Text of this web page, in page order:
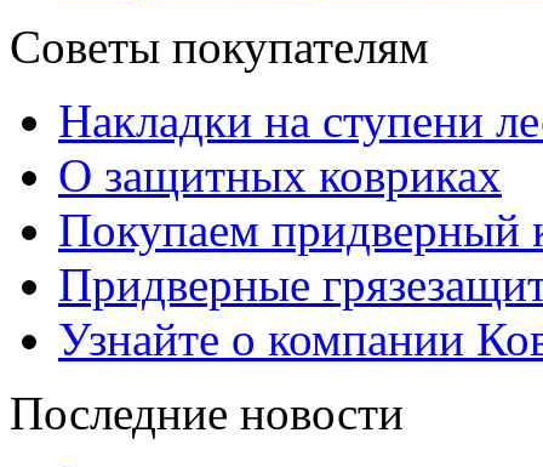
Советы покупателям
Накладки на ступени
О защитных ковриках
Покупаем придверный
Придверные
Узнайте о компании
Последние новости